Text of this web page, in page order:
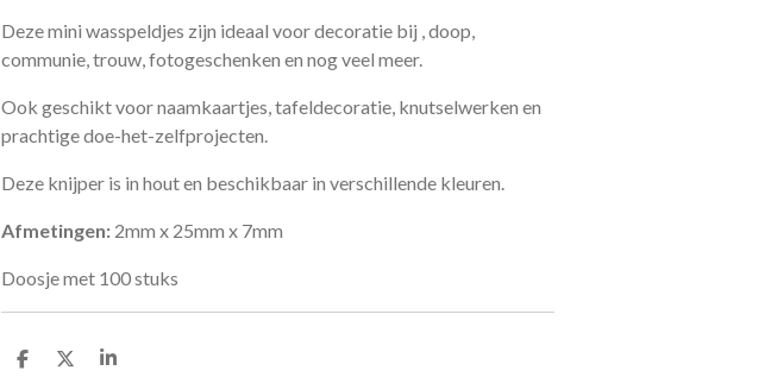
Deze mini wasspeldjes zijn ideaal voor decoratie bij , doop,
communie, trouw, fotogeschenken en nog veel meer.
Ook geschikt voor naamkaartjes, tafeldecoratie, knutselwerken en
prachtige doe-het-zelfprojecten.
Deze knijper is in hout en beschikbaar in verschillende kleuren.
Afmetingen: 2mm x 25mm x 7mm
Doosje met 100 stuks
D
D
S